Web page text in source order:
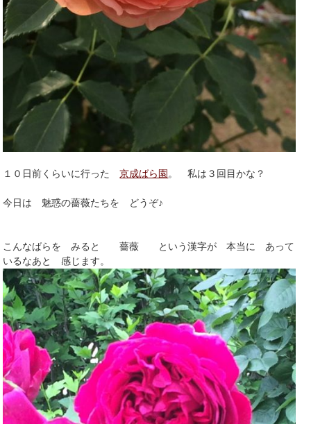
１０日前くらいに行った京成ばら園 。 私は３回目かな？
今日は 魅惑の薔薇たちを どうぞ♪
こんなばらを みると 薔薇 という漢字が 本当に あって
いるなあと 感じます。